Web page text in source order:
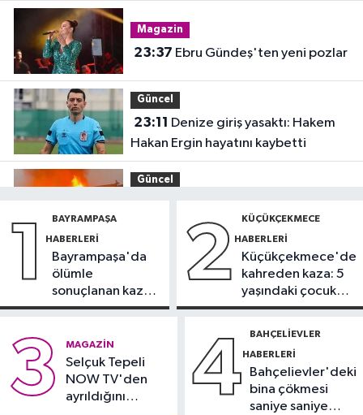
Magazin
23:37 Ebru Gündeş'ten yeni pozlar
Güncel
23:11
Hakan Ergin hayatını kaybetti
Güncel
alev alev yandı
Spor
maçı hazırlıklarını sürdürdü
22:06
alev yandı
1 BAYRAMPAŞA
HABERLERI
Bayrampaşa'da
ölümle
sonuçlanan kaza:
Sürücü
2 KÜÇÜKÇEKMECE
HABERLERI
Küçükçekmece'de
kahreden kaza: 5
yaşındaki çocuk
yoğun bakımda
3 MAGAZIN
Selçuk Tepeli
NOW TV'den
ayrıldığını
4 BAHÇELIEVLER
HABERLERI
Bahçelievler'deki
bina çökmesi
saniye saniye